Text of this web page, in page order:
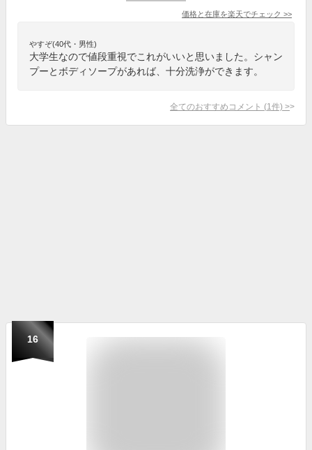
価格と在庫を楽天でチェック >>
やすぞ(40代・男性)
大学生なので値段重視でこれがいいと思いました。シャン
プーとボディソープがあれば、十分洗浄ができます。
全てのおすすめコメント (1 件) >
16